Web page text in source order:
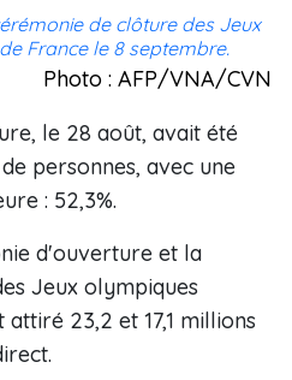
de clôture des Jeux
France le 8 septembre.
Photo : AFP/VNA/CVN
le 28 août, avait été
personnes, avec une
: 52,3%.
d'ouverture et la
Jeux olympiques
23,2 et 17,1 millions